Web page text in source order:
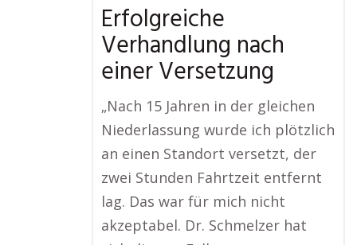
Erfolgreiche
Verhandlung nach
einer Versetzung
„Nach 15 Jahren in der gleichen
Niederlassung wurde ich plötzlich
an einen Standort versetzt, der
zwei Stunden Fahrtzeit entfernt
lag. Das war für mich nicht
akzeptabel. Dr. Schmelzer hat